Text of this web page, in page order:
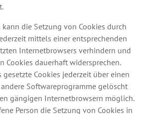
die Setzung von Cookies durch
mittels einer entsprechenden
Internetbrowsers verhindern und
Cookies dauerhaft widersprechen.
Cookies jederzeit über einen
Softwareprogramme gelöscht
gängigen Internetbrowsern möglich.
Person die Setzung von Cookies in